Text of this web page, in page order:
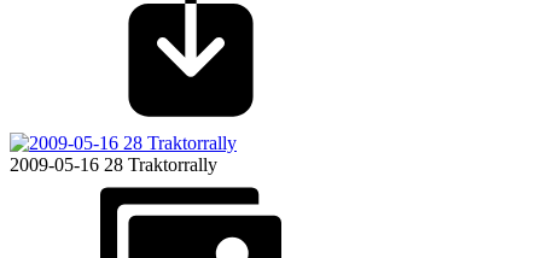
2009-05-16 28 Traktorrally